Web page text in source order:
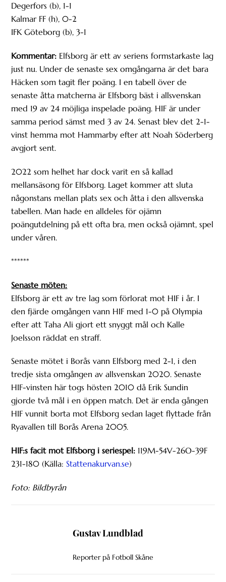
Degerfors (b), 1-1
Kalmar FF (h), 0-2
IFK Göteborg (b), 3-1
Kommentar: Elfsborg är ett av seriens formstarkaste lag
just nu. Under de senaste sex omgångarna är det bara
Häcken som tagit fler poäng. I en tabell över de
senaste åtta matcherna är Elfsborg bäst i allsvenskan
med 19 av 24 möjliga inspelade poäng. HIF är under
samma period sämst med 3 av 24. Senast blev det 2-1-
vinst hemma mot Hammarby efter att Noah Söderberg
avgjort sent.
2022 som helhet har dock varit en så kallad
mellansäsong för Elfsborg. Laget kommer att sluta
någonstans mellan plats sex och åtta i den allsvenska
tabellen. Man hade en alldeles för ojämn
poängutdelning på ett ofta bra, men också ojämnt, spel
under våren.
******
Senaste möten:
Elfsborg är ett av tre lag som förlorat mot HIF i år. I
den fjärde omgången vann HIF med 1-0 på Olympia
efter att Taha Ali gjort ett snyggt mål och Kalle
Joelsson räddat en straff.
Senaste mötet i Borås vann Elfsborg med 2-1, i den
tredje sista omgången av allsvenskan 2020. Senaste
HIF-vinsten här togs hösten 2010 då Erik Sundin
gjorde två mål i en öppen match. Det är enda gången
HIF vunnit borta mot Elfsborg sedan laget flyttade från
Ryavallen till Borås Arena 2005.
HIF:s facit mot Elfsborg i seriespel: 119M-54V-26O-39F
231-180 (Källa:Stattenakurvan.se)
Foto: Bildbyrån
Gustav Lundblad
Reporter på Fotboll Skåne